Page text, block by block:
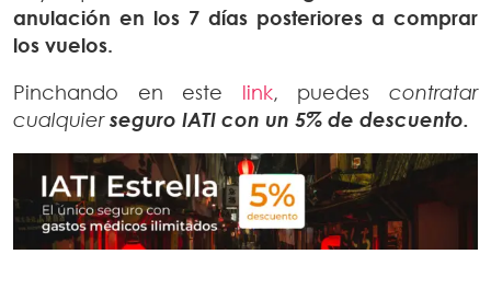
anulación en los 7 días posteriores a comprar
los vuelos.
Pinchando en este link, puedescontratar
cualquierseguro IATI con un 5% de descuento.